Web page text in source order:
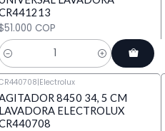
COP
|Electrolux
8450 34, 5 CM
ELECTROLUX